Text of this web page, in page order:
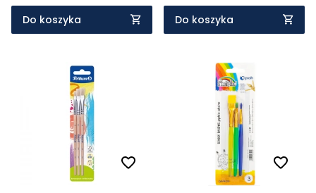
Do koszyka Do koszyka